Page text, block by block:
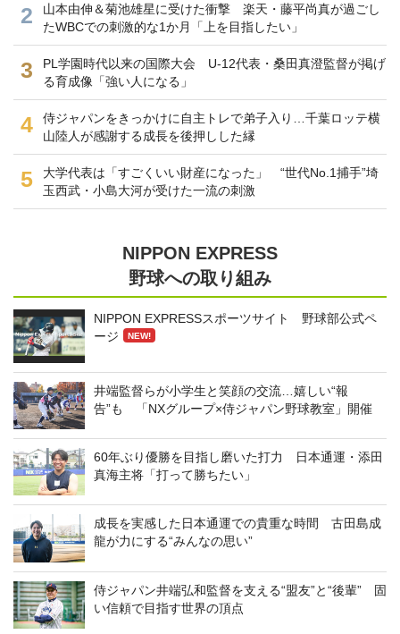
2
山本由伸＆菊池雄星に受けた衝撃 楽天・藤平尚真が過ごし
たWBCでの刺激的な1か月「上を目指したい」
3
PL学園時代以来の国際大会 U-12代表・桑田真澄監督が掲げ
る育成像「強い人になる」
4
侍ジャパンをきっかけに自主トレで弟子入り…千葉ロッテ横
山陸人が感謝する成長を後押しした縁
5
大学代表は「すごくいい財産になった」 “世代No.1捕手”埼
玉西武・小島大河が受けた一流の刺激
NIPPON EXPRESS
野球への取り組み
NIPPON EXPRESSスポーツサイト 野球部公式ペ
ージ
NEW!
井端監督らが小学生と笑顔の交流…嬉しい“報
告”も 「NXグループ×侍ジャパン野球教室」開催
60年ぶり優勝を目指し磨いた打力 日本通運・添田
真海主将「打って勝ちたい」
成長を実感した日本通運での貴重な時間 古田島成
龍が力にする“みんなの思い”
侍ジャパン井端弘和監督を支える“盟友”と“後輩” 固
い信頼で目指す世界の頂点